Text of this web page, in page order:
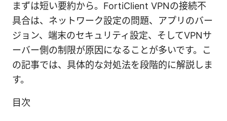
まずは短い要約から。FortiClient VPNの接続不
具合は、ネットワーク設定の問題、アプリのバー
ジョン、端末のセキュリティ設定、そしてVPNサ
ーバー側の制限が原因になることが多いです。こ
の記事では、具体的な対処法を段階的に解説しま
す。
目次